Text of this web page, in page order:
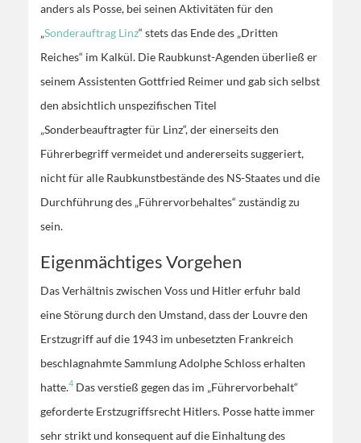
anders als Posse, bei seinen Aktivitäten für den
„Sonderauftrag Linz“ stets das Ende des „Dritten
Reiches“ im Kalkül. Die Raubkunst-Agenden überließ er
seinem Assistenten Gottfried Reimer und gab sich selbst
den absichtlich unspezifischen Titel
„Sonderbeauftragter für Linz“, der einerseits den
Führerbegriff vermeidet und andererseits suggeriert,
nicht für alle Raubkunstbestände des NS-Staates und die
Durchführung des „Führervorbehaltes“ zuständig zu
sein.
Eigenmächtiges Vorgehen
Das Verhältnis zwischen Voss und Hitler erfuhr bald
eine Störung durch den Umstand, dass der Louvre den
Erstzugriff auf die 1943 im unbesetzten Frankreich
beschlagnahmte Sammlung Adolphe Schloss erhalten
hatte.4 Das verstieß gegen das im „Führervorbehalt“
geforderte Erstzugriffsrecht Hitlers. Posse hatte immer
sehr strikt und konsequent auf die Einhaltung des